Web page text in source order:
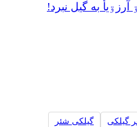
به گيل نبرد!
گیلکی گیلکی شئر